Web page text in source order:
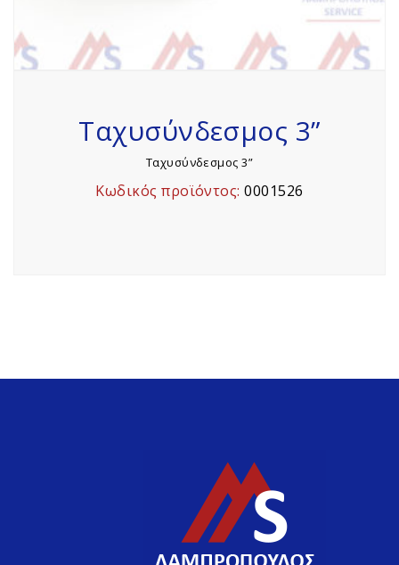
Ταχυσύνδεσμος 3”
Ταχυσύνδεσμος 3”
Κωδικός προϊόντος:0001526